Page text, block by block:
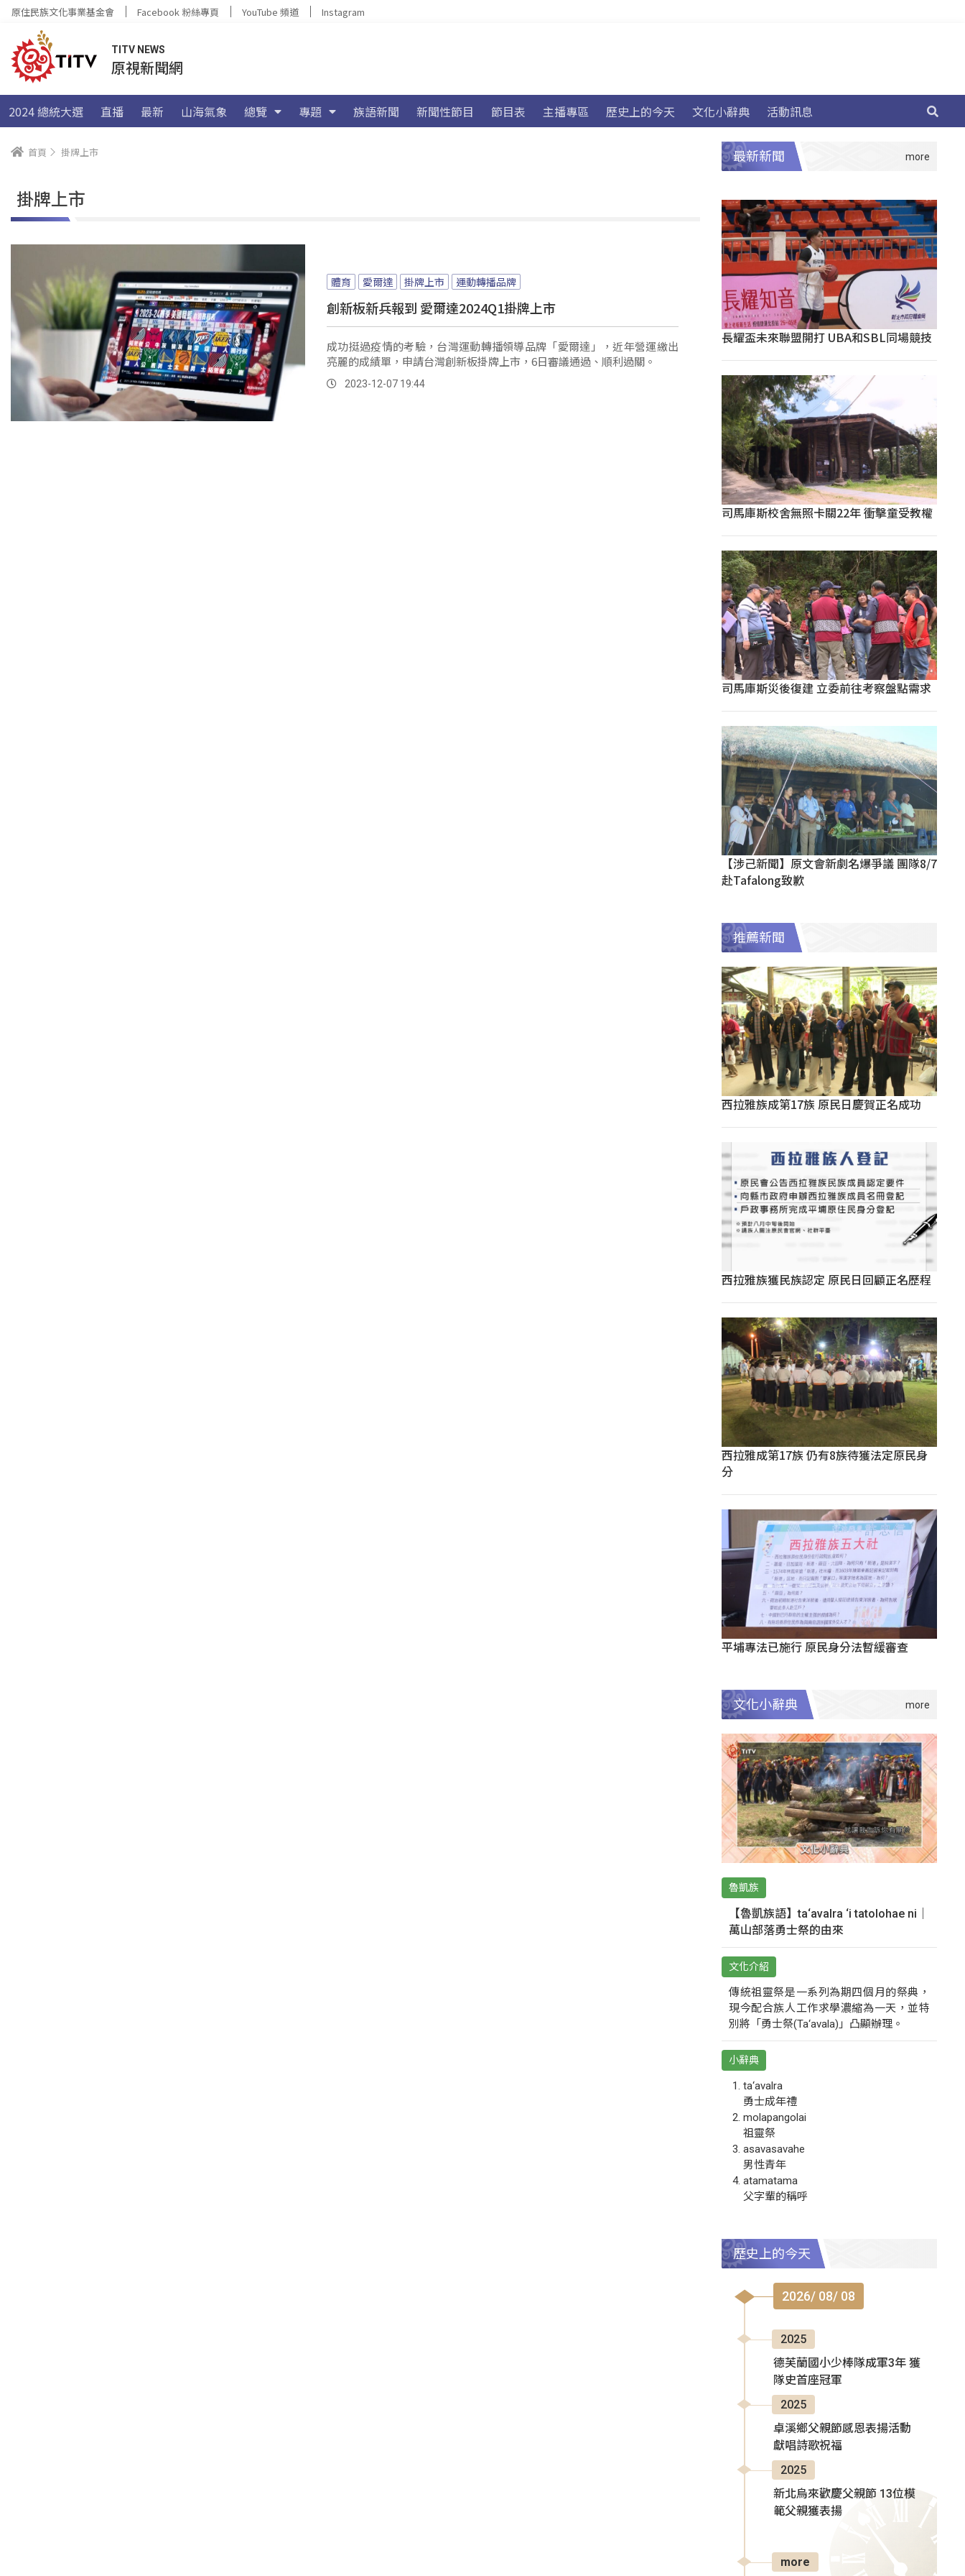
原住民族文化事業基金會 Facebook 粉絲專頁 YouTube 頻道 Instagram
TITV NEWS
原視新聞網
2024 總統大選 直播 最新 山海氣象 總覽 專題 族語新聞 新聞性節目 節目表 主播專區 歷史上的今天 文化小辭典 活動訊息
首頁 掛牌上市
掛牌上市
體育 愛爾達 掛牌上市 運動轉播品牌
創新板新兵報到 愛爾達2024Q1掛牌上市
成功挺過疫情的考驗，台灣運動轉播領導品牌「愛爾達」，近年營運繳出
亮麗的成績單，申請台灣創新板掛牌上市，6日審議通過、順利過關。
2023-12-07 19:44
最新新聞
長耀盃未來聯盟開打 UBA和SBL同場競技
司馬庫斯校舍無照卡關22年 衝擊童受教權
司馬庫斯災後復建 立委前往考察盤點需求
【涉己新聞】原文會新劇名爆爭議 團隊8/7
赴Tafalong致歉
推薦新聞
西拉雅族成第17族 原民日慶賀正名成功
西拉雅族獲民族認定 原民日回顧正名歷程
西拉雅成第17族 仍有8族待獲法定原民身
分
平埔專法已施行 原民身分法暫緩審查
文化小辭典
魯凱族
【魯凱族語】ta‘avalra ‘i tatolohae ni｜
萬山部落勇士祭的由來
文化介紹
傳統祖靈祭是一系列為期四個月的祭典，
現今配合族人工作求學濃縮為一天，並特
別將「勇士祭(Ta‘avala)」凸顯辦理。
小辭典
ta‘avalra
勇士成年禮
molapangolai
祖靈祭
asavasavahe
男性青年
atamatama
父字輩的稱呼
歷史上的今天
2026/ 08/ 08
2025
德芙蘭國小少棒隊成軍3年 獲
隊史首座冠軍
2025
卓溪鄉父親節感恩表揚活動
獻唱詩歌祝福
2025
新北烏來歡慶父親節 13位模
範父親獲表揚
more